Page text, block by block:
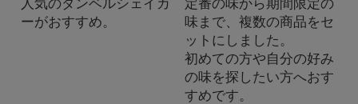
人気のダンベルシェイカ
ーがおすすめ。
定番の味から期間限定の
味まで、複数の商品をセ
ットにしました。
初めての方や自分の好み
の味を探したい方へおす
すめです。